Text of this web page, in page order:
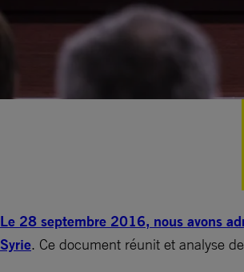
Le 28 septembre 2016, nous avons
Syrie. Ce document réunit et analyse